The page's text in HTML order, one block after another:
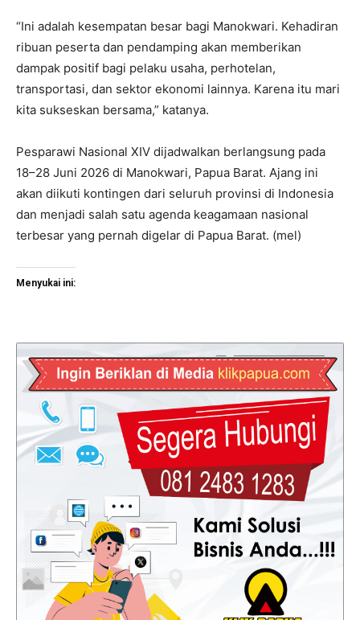
“Ini adalah kesempatan besar bagi Manokwari. Kehadiran
ribuan peserta dan pendamping akan memberikan
dampak positif bagi pelaku usaha, perhotelan,
transportasi, dan sektor ekonomi lainnya. Karena itu mari
kita sukseskan bersama,” katanya.
Pesparawi Nasional XIV dijadwalkan berlangsung pada
18–28 Juni 2026 di Manokwari, Papua Barat. Ajang ini
akan diikuti kontingen dari seluruh provinsi di Indonesia
dan menjadi salah satu agenda keagamaan nasional
terbesar yang pernah digelar di Papua Barat. (mel)
Menyukai ini: